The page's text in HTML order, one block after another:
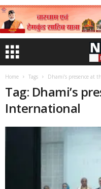
Home Tags Dhami’s presence at
Tag: Dhami’s
International